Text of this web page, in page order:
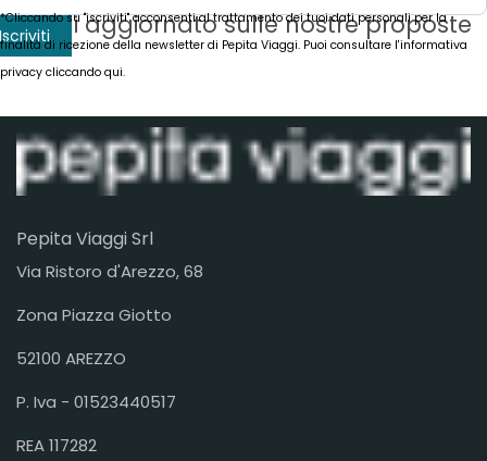
Rimani aggiornato sulle nostre proposte
*Cliccando su "iscriviti" acconsenti al trattamento dei tuoi dati personali per la
finalità di ricezione della newsletter di Pepita Viaggi. Puoi consultare l'informativa
privacy cliccando qui.
Pepita Viaggi Srl
Via Ristoro d'Arezzo, 68
Zona Piazza Giotto
52100 AREZZO
P. Iva - 01523440517
REA 117282